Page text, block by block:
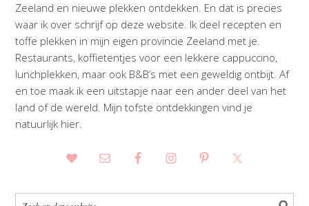
Zeeland en nieuwe plekken ontdekken. En dat is precies
waar ik over schrijf op deze website. Ik deel recepten en
toffe plekken in mijn eigen provincie Zeeland met je.
Restaurants, koffietentjes voor een lekkere cappuccino,
lunchplekken, maar ook B&B’s met een geweldig ontbijt. Af
en toe maak ik een uitstapje naar een ander deel van het
land of de wereld. Mijn tofste ontdekkingen vind je
natuurlijk hier.